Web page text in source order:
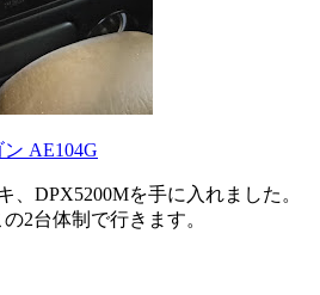
AE104G
、DPX5200Mを手に入れました。
2台体制で行きます。